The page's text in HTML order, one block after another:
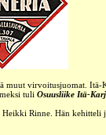
muut virvoitusjuomat. Itä-
tuli Osuusliike Itä-
Rinne. Hän kehitteli